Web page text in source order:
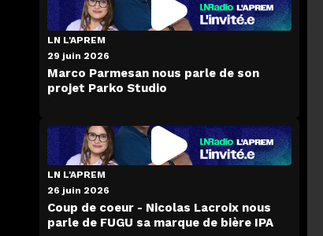
LN L'APREM
29 juin 2026
Marco Parmesan nous parle de son
projet Parko Studio
LN L'APREM
26 juin 2026
Coup de coeur - Nicolas Lacroix nous
parle de FUGU sa marque de bière IPA